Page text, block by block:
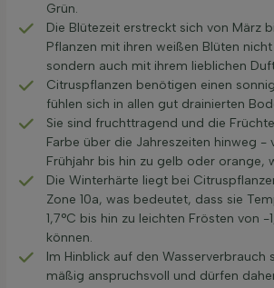
Grün.
Die Blütezeit erstreckt sich von März
Pflanzen mit ihren weißen Blüten
sondern auch mit ihrem lieblichen
Citruspflanzen benötigen einen
fühlen sich in allen gut drainierten
Sie sind fruchttragend und die
Farbe über die Jahreszeiten hinweg -
Frühjahr bis hin zu gelb oder orange,
Die Winterhärte liegt bei
Zone 10a, was bedeutet, dass sie
1,7°C bis hin zu leichten Frösten von -
können.
Im Hinblick auf den Wasserverbrauch
mäßig anspruchsvoll und dürfen